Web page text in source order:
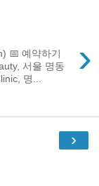
›
📅 예약하기
서울 명동
명...
›